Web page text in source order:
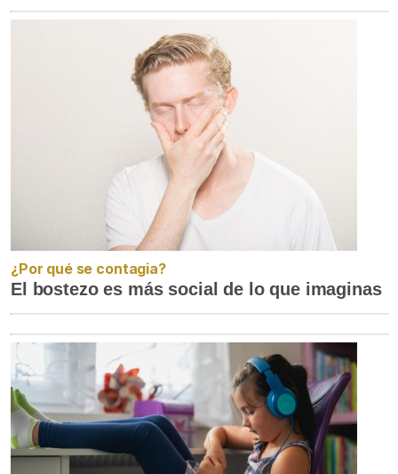
¿Por qué se contagia?
El bostezo es más social de lo que imaginas